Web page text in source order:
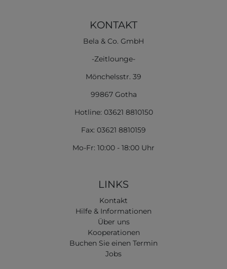
KONTAKT
Bela & Co. GmbH
-Zeitlounge-
Mönchelsstr. 39
99867 Gotha
Hotline: 03621 8810150
Fax: 03621 8810159
Mo-Fr: 10:00 - 18:00 Uhr
LINKS
Kontakt
Hilfe & Informationen
Über uns
Kooperationen
Buchen Sie einen Termin
Jobs